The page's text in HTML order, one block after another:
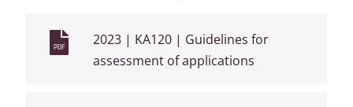
PDF
2023 | KA120 | Guidelines for
assessment of applications